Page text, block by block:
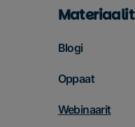
Materiaalit
Blogi
Oppaat
Webinaarit